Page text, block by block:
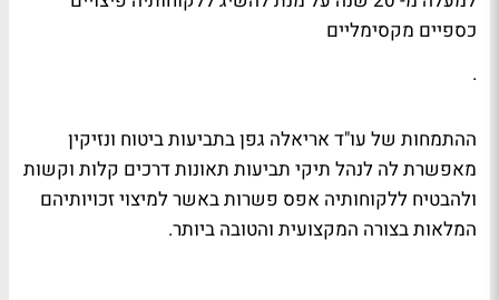
כספיים מקסימליים
.
ההתמחות של עו"ד אריאלה גפן בתביעות ביטוח ונזיקין
מאפשרת לה לנהל תיקי תביעות תאונות דרכים קלות וקשות
ולהבטיח ללקוחותיה אפס פשרות באשר למיצוי זכויותיהם
המלאות בצורה המקצועית והטובה ביותר.